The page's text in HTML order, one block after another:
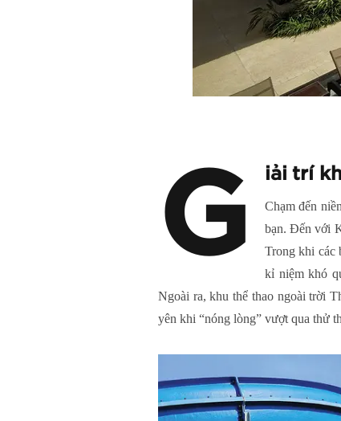
G iải trí
Chạm đến
bạn. Đến với
Trong khi các
kỉ niệm khó
Ngoài ra, khu thể thao ngoài trời
yên khi “nóng lòng” vượt qua thử